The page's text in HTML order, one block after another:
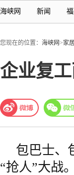
海峡网 新闻
您现在的位置： 海峡网>家
企业复
包巴士、
“抢人”大战